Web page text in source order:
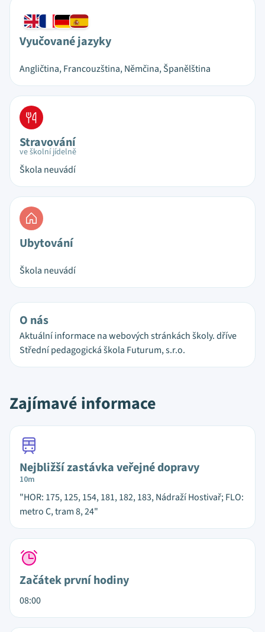
Vyučované jazyky
Angličtina, Francouzština, Němčina, Španělština
Stravování
ve školní jídelně
Škola neuvádí
Ubytování
Škola neuvádí
O nás
Aktuální informace na webových stránkách školy. dříve
Střední pedagogická škola Futurum, s.r.o.
Zajímavé informace
Nejbližší zastávka veřejné dopravy
10m
"HOR: 175, 125, 154, 181, 182, 183, Nádraží Hostivař; FLO:
metro C, tram 8, 24"
Začátek první hodiny
08:00